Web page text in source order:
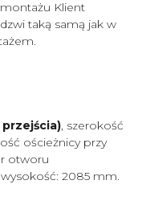
Klient
taką samą jak w
przejścia), szerokość
ościeżnicy przy
otworu
2085 mm.